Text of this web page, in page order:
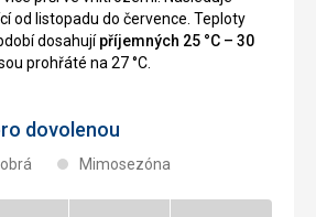
od listopadu do července. Teploty
dosahujípříjemných 25 °C – 30
prohřáté na 27 °C.
dovolenou
Mimosezóna